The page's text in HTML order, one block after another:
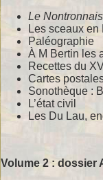
Le Nontronnais
Les sceaux en
Paléographie
À M Bertin les
Recettes du
Cartes
Sonothèque :
L’état civil
Les Du Lau,
Volume 2 : dossier